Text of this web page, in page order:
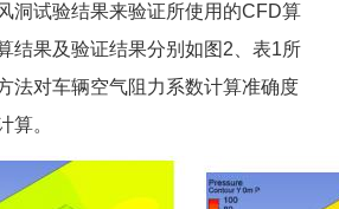
洞试验结果来验证所使用的CFD算
结果及验证结果分别如图2、表1所
法对车辆空气阻力系数计算准确度
算。